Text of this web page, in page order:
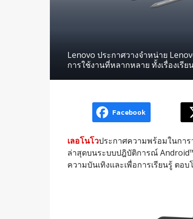
Lenovo ประกาศวางจำหน่าย
การใช้งานที่หลากหลาย ทั้งเรื่องเรี
Facebook
เลอโนโวประกาศความพร้อมในการ
ล่าสุดบนระบบปฎิบัติการณ์
ความบันเทิงและเพื่อการเรียนรู้ ต